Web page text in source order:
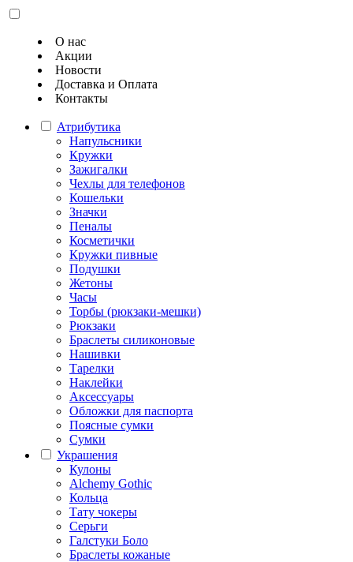
О нас
Акции
Новости
Доставка и Оплата
Контакты
Атрибутика
Напульсники
Кружки
Зажигалки
Чехлы для телефонов
Кошельки
Значки
Пеналы
Косметички
Кружки пивные
Подушки
Жетоны
Часы
Торбы (рюкзаки-мешки)
Рюкзаки
Браслеты силиконовые
Нашивки
Тарелки
Наклейки
Аксессуары
Обложки для паспорта
Поясные сумки
Сумки
Украшения
Кулоны
Alchemy Gothic
Кольца
Тату чокеры
Серьги
Галстуки Боло
Браслеты кожаные